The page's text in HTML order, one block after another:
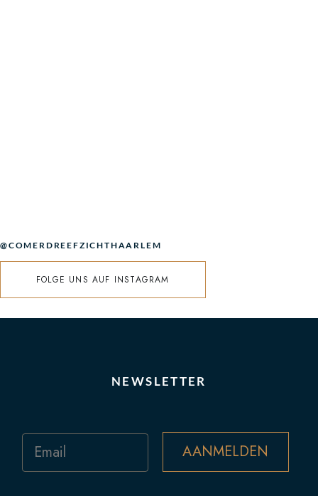
@COMERDREEFZICHTHAARLEM
FOLGE UNS AUF INSTAGRAM
NEWSLETTER
Email AANMELDEN